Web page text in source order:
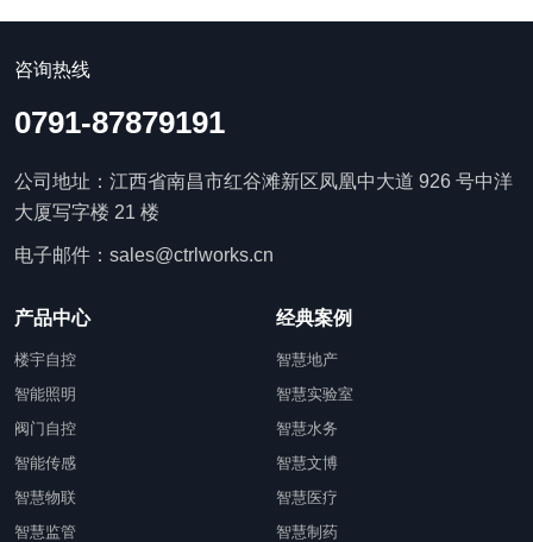
咨询热线
0791-87879191
公司地址：江西省南昌市红谷滩新区凤凰中大道 926 号中洋
大厦写字楼 21 楼
电子邮件：sales@ctrlworks.cn
产品中心
楼宇自控
智能照明
阀门自控
智能传感
智慧物联
智慧监管
经典案例
智慧地产
智慧实验室
智慧水务
智慧文博
智慧医疗
智慧制药